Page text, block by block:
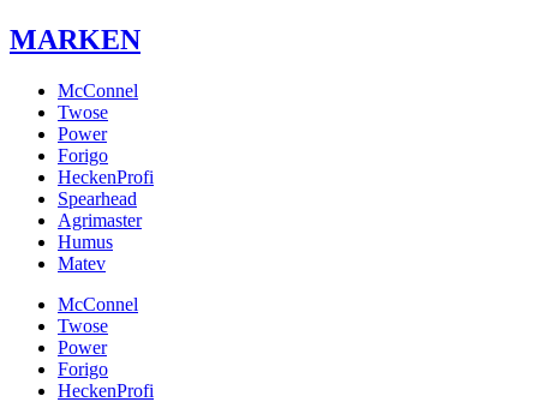
MARKEN
McConnel
Twose
Power
Forigo
HeckenProfi
Spearhead
Agrimaster
Humus
Matev
McConnel
Twose
Power
Forigo
HeckenProfi